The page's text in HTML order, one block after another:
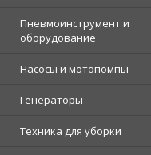
Пневмоинструмент и
оборудование
Насосы и мотопомпы
Генераторы
Техника для уборки